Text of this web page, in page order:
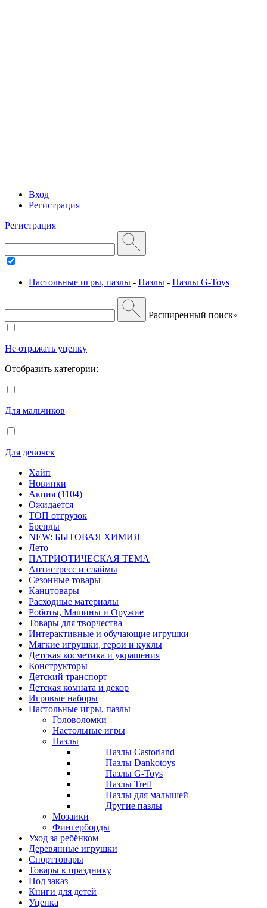
Вход
Регистрация
Регистрация
Настольные игры, пазлы - Пазлы - Пазлы G-Toys
Расширенный поиск»
Не отражать уценку
Отобразить категории:
Для мальчиков
Для девочек
Хайп
Новинки
Акция (1104)
Ожидается
ТОП отгрузок
Бренды
NEW: БЫТОВАЯ ХИМИЯ
Лето
ПАТРИОТИЧЕСКАЯ ТЕМА
Антистресс и слаймы
Сезонные товары
Канцтовары
Расходные материалы
Роботы, Машины и Оружие
Товары для творчества
Интерактивные и обучающие игрушки
Мягкие игрушки, герои и куклы
Детская косметика и украшения
Конструкторы
Детский транспорт
Детская комната и декор
Игровые наборы
Настольные игры, пазлы
Головоломки
Настольные игры
Пазлы
Пазлы Castorland
Пазлы Dankotoys
Пазлы G-Toys
Пазлы Trefl
Пазлы для малышей
Другие пазлы
Мозаики
Фингерборды
Уход за ребёнком
Деревянные игрушки
Спорттовары
Товары к празднику
Под заказ
Книги для детей
Уценка